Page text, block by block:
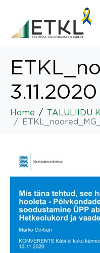
3.11.2020
Home
TALULIIDU